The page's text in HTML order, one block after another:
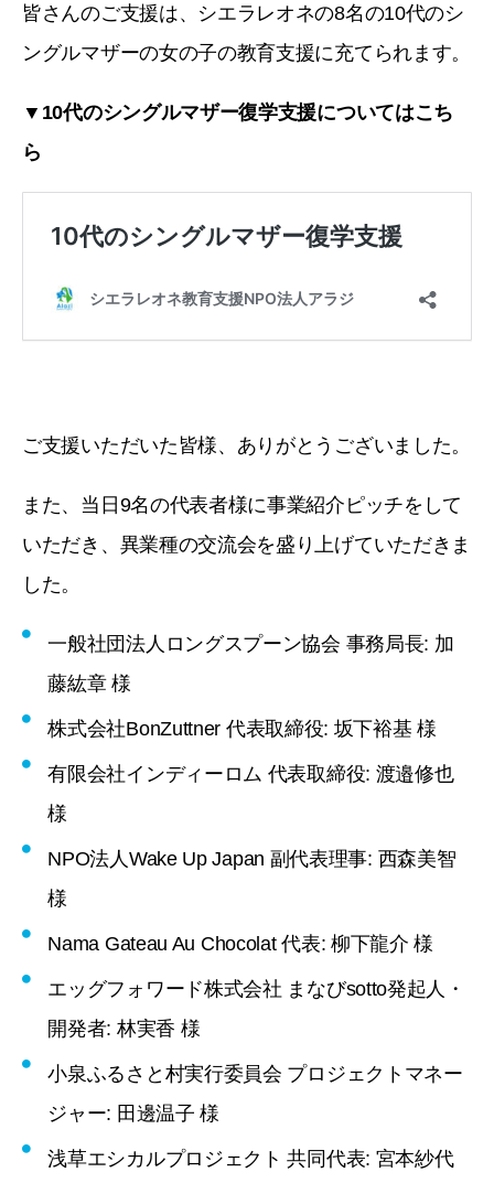
皆さんのご支援は、シエラレオネの8名の10代のシ
ングルマザーの女の子の教育支援に充てられます。
▼10代のシングルマザー復学支援についてはこち
ら
ご支援いただいた皆様、ありがとうございました。
また、当日9名の代表者様に事業紹介ピッチをして
いただき、異業種の交流会を盛り上げていただきま
した。
一般社団法人ロングスプーン協会 事務局長: 加
藤紘章 様
株式会社BonZuttner 代表取締役: 坂下裕基 様
有限会社インディーロム 代表取締役: 渡邉修也
様
NPO法人Wake Up Japan 副代表理事: 西森美智
様
Nama Gateau Au Chocolat 代表: 柳下龍介 様
エッグフォワード株式会社 まなびsotto発起人・
開発者: 林実香 様
小泉ふるさと村実行委員会 プロジェクトマネー
ジャー: 田邊温子 様
浅草エシカルプロジェクト 共同代表: 宮本紗代